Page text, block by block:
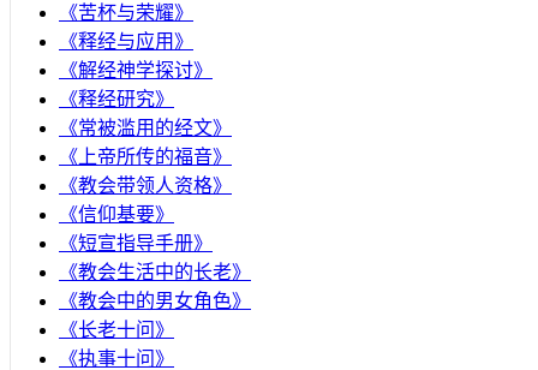
《苦杯与荣耀》
《释经与应用》
《解经神学探讨》
《释经研究》
《常被滥用的经文》
《上帝所传的福音》
《教会带领人资格》
《信仰基要》
《短宣指导手册》
《教会生活中的长老》
《教会中的男女角色》
《长老十问》
《执事十问》